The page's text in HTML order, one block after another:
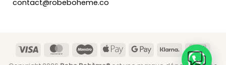
contact@robeboheme.co
Visa MasterCardMaestroApple
Google Klarna